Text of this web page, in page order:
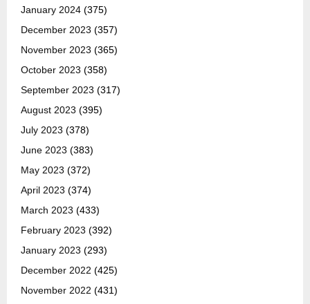
January 2024 (375)
December 2023 (357)
November 2023 (365)
October 2023 (358)
September 2023 (317)
August 2023 (395)
July 2023 (378)
June 2023 (383)
May 2023 (372)
April 2023 (374)
March 2023 (433)
February 2023 (392)
January 2023 (293)
December 2022 (425)
November 2022 (431)